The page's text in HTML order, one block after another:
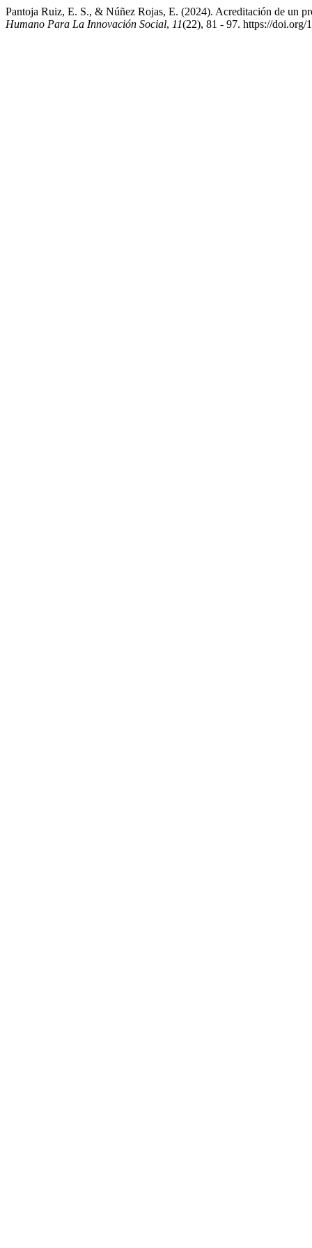
Pantoja Ruiz, E. S., & Núñez Rojas, E. (2024). Acreditación de un
Humano Para La Innovación Social, 11(22), 81 - 97. https://doi.org/